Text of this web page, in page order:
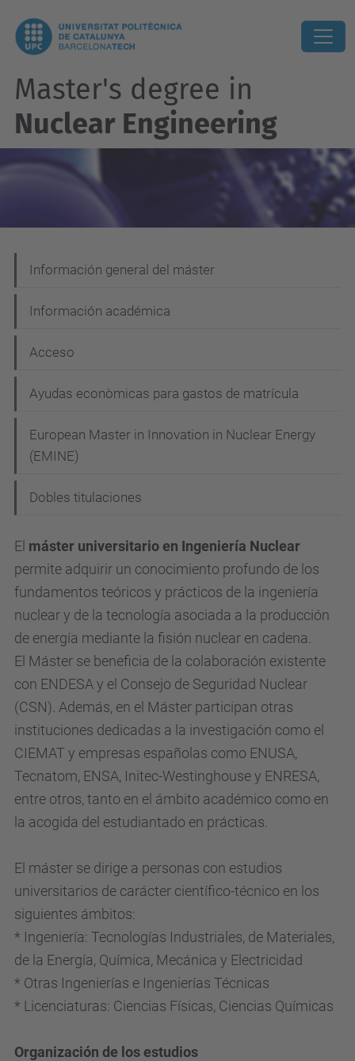
Master's degree in
Nuclear Engineering
a
v
g
a
ó
n
Información general del máster
Información académica
Acceso
Ayudas econòmicas para gastos de matrícula
European Master in Innovation in Nuclear Energy
(EMINE)
Dobles titulaciones
El máster universitario en Ingeniería Nuclear
permite adquirir un conocimiento profundo de los
fundamentos teóricos y prácticos de la ingeniería
nuclear y de la tecnología asociada a la producción
de energía mediante la fisión nuclear en cadena.
El Máster se beneficia de la colaboración existente
con ENDESA y el Consejo de Seguridad Nuclear
(CSN). Además, en el Máster participan otras
instituciones dedicadas a la investigación como el
CIEMAT y empresas españolas como ENUSA,
Tecnatom, ENSA, Initec-Westinghouse y ENRESA,
entre otros, tanto en el ámbito académico como en
la acogida del estudiantado en prácticas.
El máster se dirige a personas con estudios
universitarios de carácter científico-técnico en los
siguientes ámbitos:
* Ingeniería: Tecnologías Industriales, de Materiales,
de la Energía, Química, Mecánica y Electricidad
* Otras Ingenierías e Ingenierías Técnicas
* Licenciaturas: Ciencias Físicas, Ciencias Químicas
Organización de los estudios